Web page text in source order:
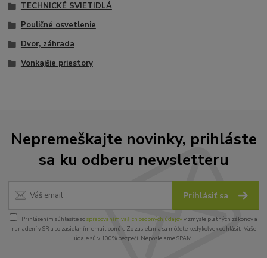
TECHNICKÉ SVIETIDLÁ
Pouličné osvetlenie
Dvor, záhrada
Vonkajšie priestory
Nepremeškajte novinky, prihláste
sa ku odberu newsletteru
Prihlásiť sa
Prihlásením súhlasíte sospracovaním vašich osobných údajovv zmysle platných zákonov a
nariadení v SR a so zasielaním email ponúk. Zo zasielania sa môžete kedykoľvek odhlásiť. Vaše
údaje sú v 100% bezpečí. Neposielame SPAM.